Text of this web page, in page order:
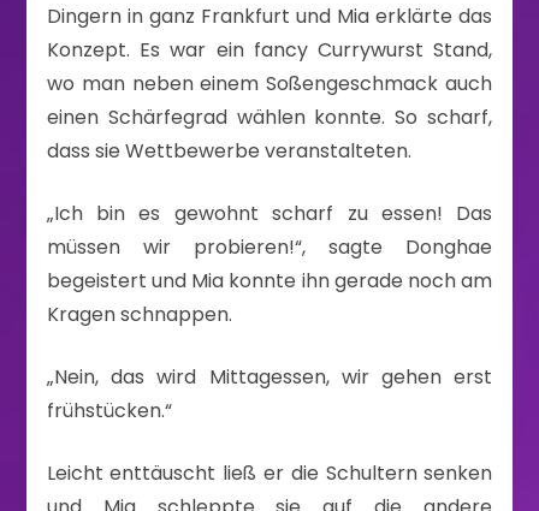
Dingern in ganz Frankfurt und Mia erklärte das
Konzept. Es war ein fancy Currywurst Stand,
wo man neben einem Soßengeschmack auch
einen Schärfegrad wählen konnte. So scharf,
dass sie Wettbewerbe veranstalteten.
„Ich bin es gewohnt scharf zu essen! Das
müssen wir probieren!“, sagte Donghae
begeistert und Mia konnte ihn gerade noch am
Kragen schnappen.
„Nein, das wird Mittagessen, wir gehen erst
frühstücken.“
Leicht enttäuscht ließ er die Schultern senken